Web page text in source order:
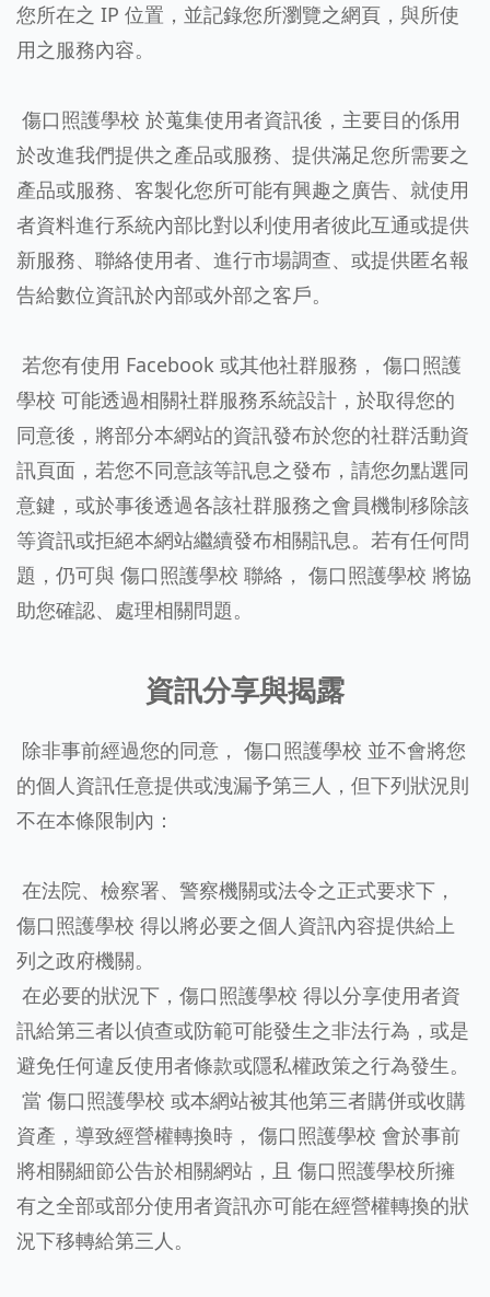
您所在之 IP 位置，並記錄您所瀏覽之網頁，與所使
用之服務內容。
傷口照護學校 於蒐集使用者資訊後，主要目的係用
於改進我們提供之產品或服務、提供滿足您所需要之
產品或服務、客製化您所可能有興趣之廣告、就使用
者資料進行系統內部比對以利使用者彼此互通或提供
新服務、聯絡使用者、進行市場調查、或提供匿名報
告給數位資訊於內部或外部之客戶。
若您有使用 Facebook 或其他社群服務， 傷口照護
學校 可能透過相關社群服務系統設計，於取得您的
同意後，將部分本網站的資訊發布於您的社群活動資
訊頁面，若您不同意該等訊息之發布，請您勿點選同
意鍵，或於事後透過各該社群服務之會員機制移除該
等資訊或拒絕本網站繼續發布相關訊息。若有任何問
題，仍可與 傷口照護學校 聯絡， 傷口照護學校 將協
助您確認、處理相關問題。
資訊分享與揭露
除非事前經過您的同意， 傷口照護學校 並不會將您
的個人資訊任意提供或洩漏予第三人，但下列狀況則
不在本條限制內：
在法院、檢察署、警察機關或法令之正式要求下，
傷口照護學校 得以將必要之個人資訊內容提供給上
列之政府機關。
在必要的狀況下，傷口照護學校 得以分享使用者資
訊給第三者以偵查或防範可能發生之非法行為，或是
避免任何違反使用者條款或隱私權政策之行為發生。
當 傷口照護學校 或本網站被其他第三者購併或收購
資產，導致經營權轉換時， 傷口照護學校 會於事前
將相關細節公告於相關網站，且 傷口照護學校所擁
有之全部或部分使用者資訊亦可能在經營權轉換的狀
況下移轉給第三人。